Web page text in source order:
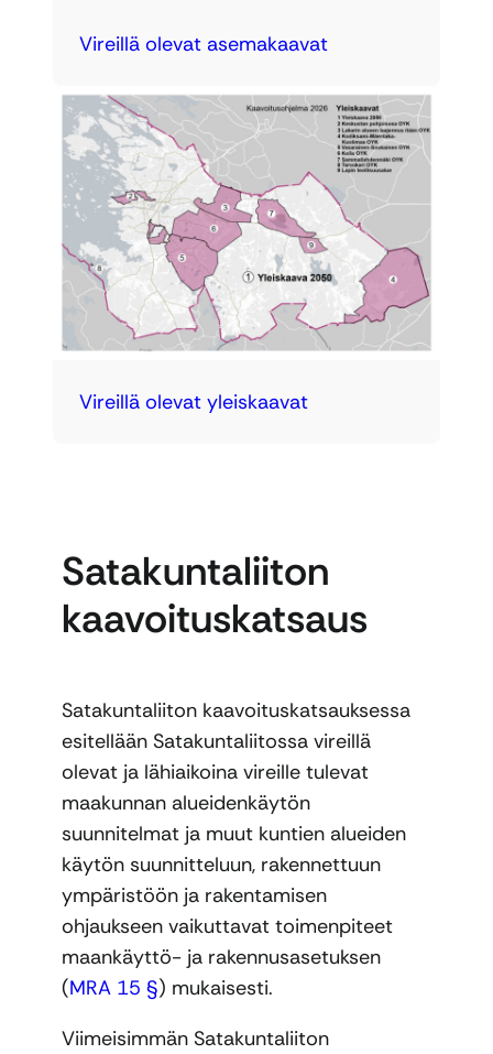
Vireillä olevat asemakaavat
Vireillä olevat yleiskaavat
Satakuntaliiton
kaavoituskatsaus
Satakuntaliiton kaavoituskatsauksessa
esitellään Satakuntaliitossa vireillä
olevat ja lähiaikoina vireille tulevat
maakunnan alueidenkäytön
suunnitelmat ja muut kuntien alueiden
käytön suunnitteluun, rakennettuun
ympäristöön ja rakentamisen
ohjaukseen vaikuttavat toimenpiteet
maankäyttö- ja rakennusasetuksen
(MRA 15 §) mukaisesti.
Viimeisimmän Satakuntaliiton